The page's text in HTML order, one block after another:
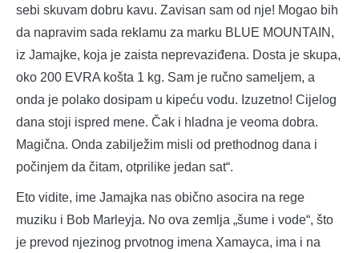
sebi skuvam dobru kavu. Zavisan sam od nje! Mogao bih
da napravim sada reklamu za marku BLUE MOUNTAIN,
iz Jamajke, koja je zaista neprevaziđena. Dosta je skupa,
oko 200 EVRA košta 1 kg. Sam je ručno sameljem, a
onda je polako dosipam u kipeću vodu. Izuzetno! Cijelog
dana stoji ispred mene. Čak i hladna je veoma dobra.
Magična. Onda zabilježim misli od prethodnog dana i
počinjem da čitam, otprilike jedan sat“.
Eto vidite, ime Jamajka nas obično asocira na rege
muziku i Bob Marleyja. No ova zemlja „šume i vode“, što
je prevod njezinog prvotnog imena Xamayca, ima i na